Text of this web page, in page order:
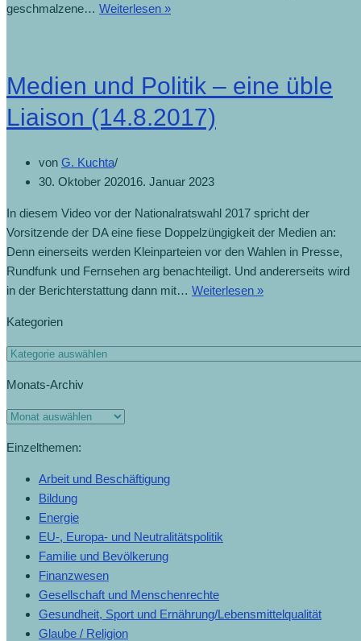
geschmalzene… Weiterlesen »
Medien und Politik – eine üble
Liaison (14.8.2017)
von G. Kuchta
30. Oktober 202016. Januar 2023
In diesem Video vor der Nationalratswahl 2017 spricht der
Vorsitzende der DA eine fiese Doppelzüngigkeit der Medien an:
Denn einerseits werden Kleinparteien vor den Wahlen in Presse,
Rundfunk und Fernsehen arg benachteiligt. Und andererseits wird
in der Berichterstattung dann mit… Weiterlesen »
Kategorien
Monats-Archiv
Einzelthemen:
Arbeit und Beschäftigung
Bildung
Energie
EU-, Europa- und Neutralitätspolitik
Familie und Bevölkerung
Finanzwesen
Gesellschaft und Menschenrechte
Gesundheit, Sport und Ernährung/Lebensmittelqualität
Glaube / Religion